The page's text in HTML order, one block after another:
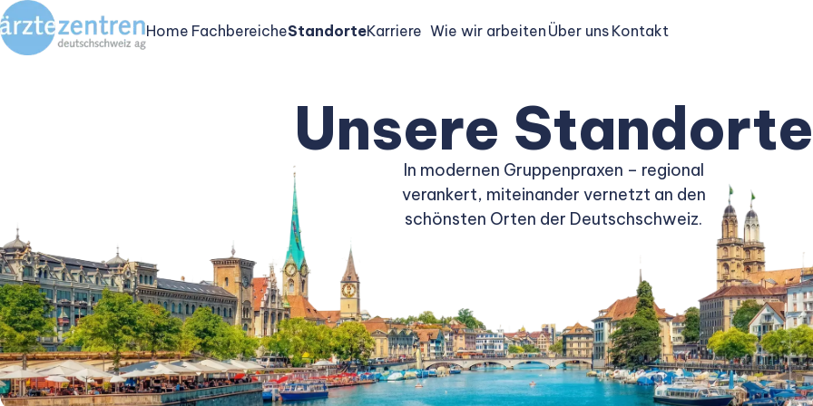
Home FachbereicheStandorteKarriere Wie wir arbeiten Über uns Kontakt
Unsere Standorte
In modernen Gruppenpraxen – regional
verankert, miteinander vernetzt an den
schönsten Orten der Deutschschweiz.